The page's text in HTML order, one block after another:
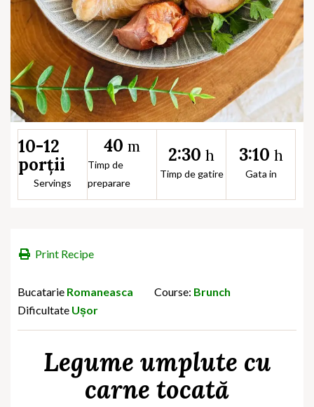
10-12
porții
Servings
40 m
Timp de
preparare
2:30 h
Timp de gatire
3:10 h
Gata in
Print Recipe
Bucatarie Romaneasca Course: Brunch
Dificultate Ușor
Legume umplute cu
carne tocată